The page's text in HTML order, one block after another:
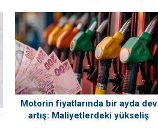
Motorin fiyatlarında bir ayda dev
artış: Maliyetlerdeki yükseliş